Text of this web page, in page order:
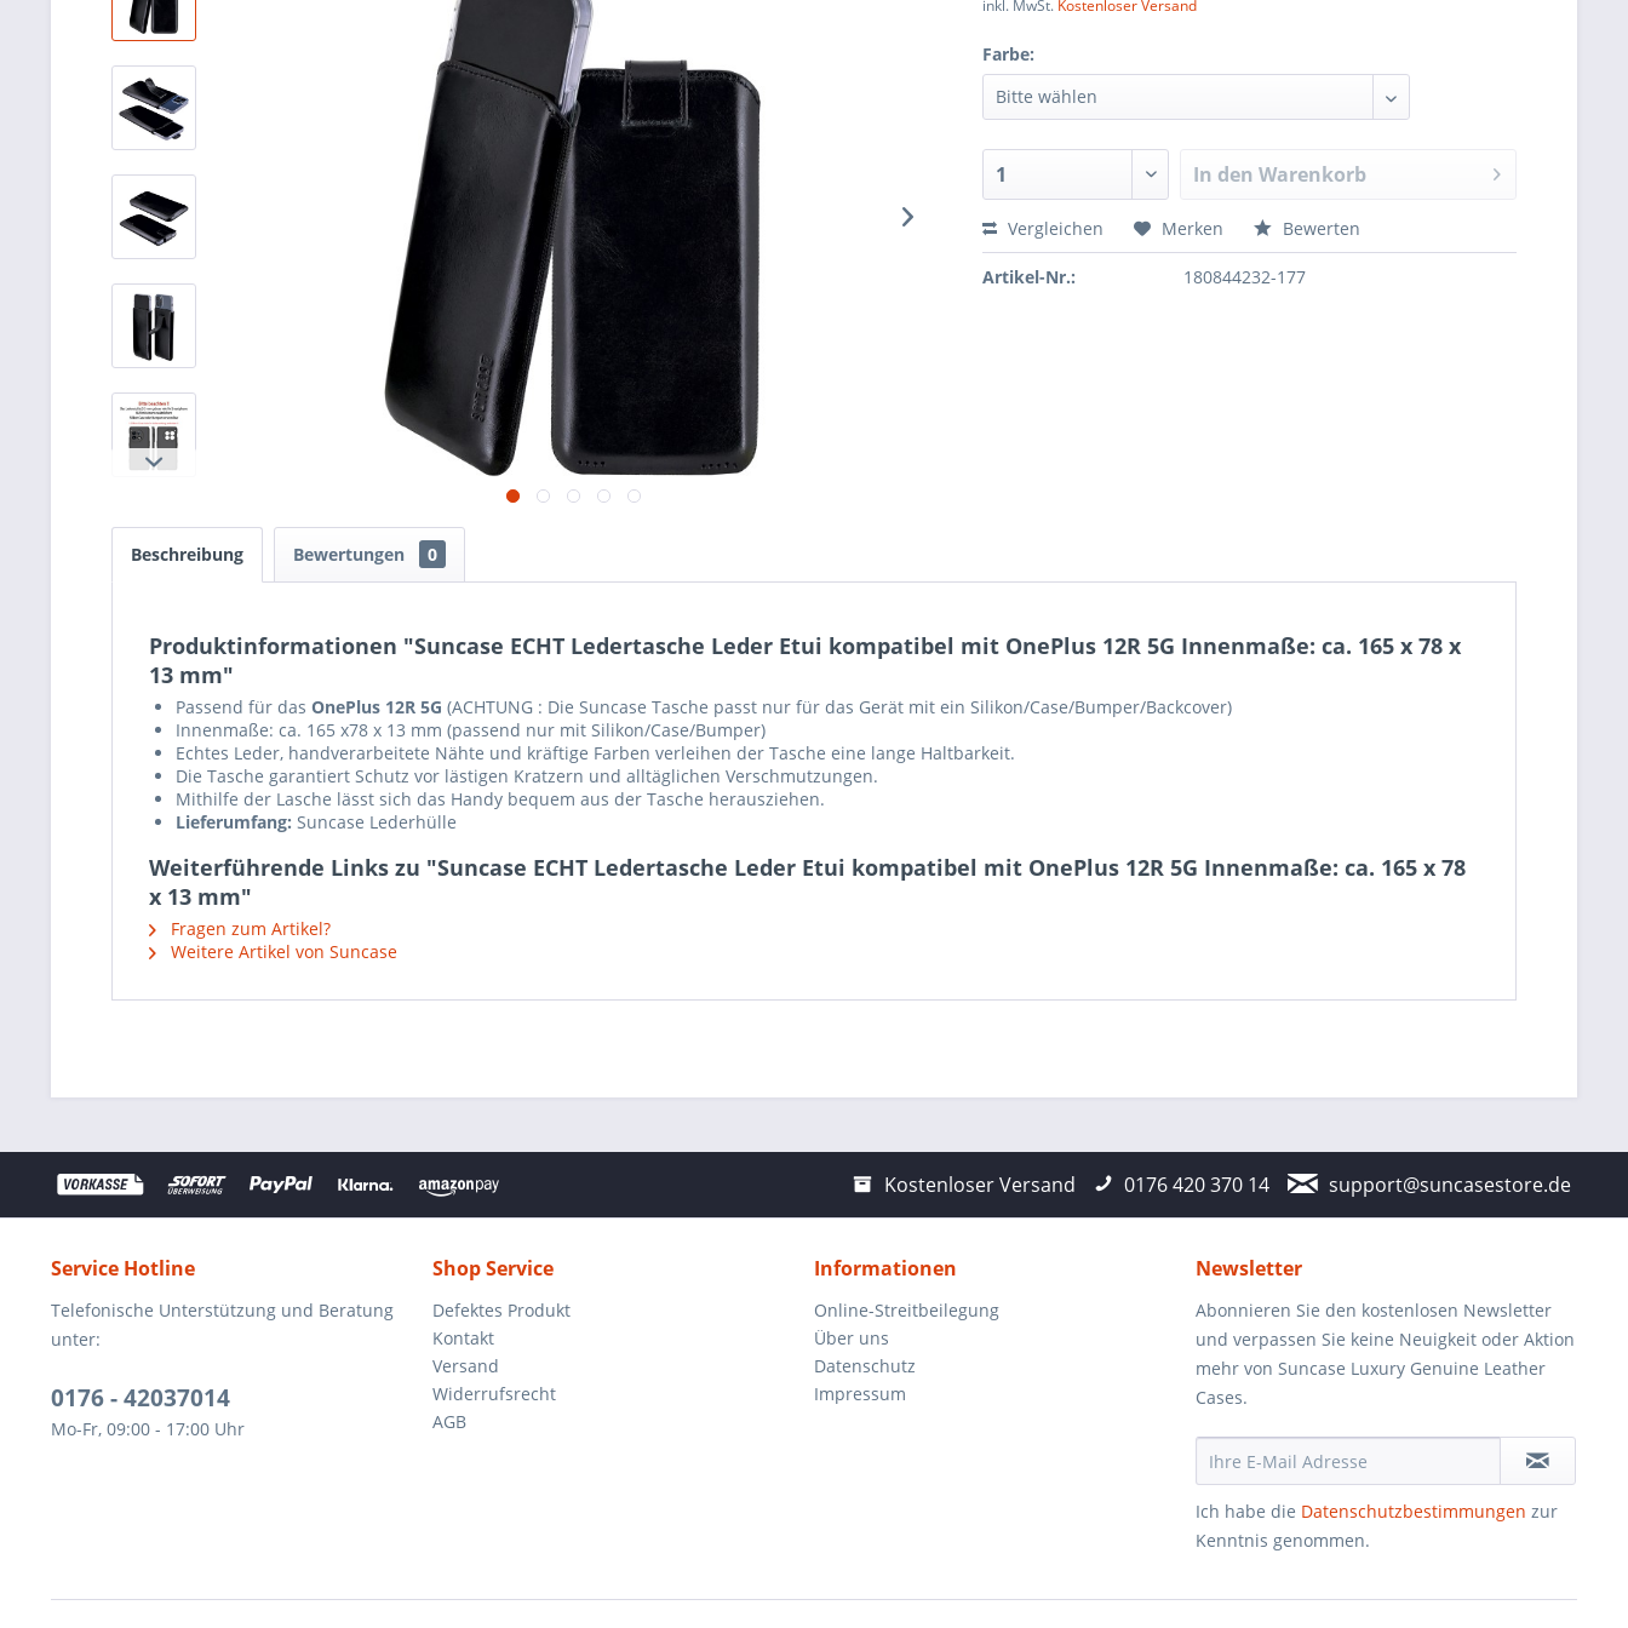
inkl. MwSt. Kostenloser Versand
Farbe:
In den Warenkorb
Vergleichen Merken Bewerten
Artikel-Nr.: 180844232-177
Beschreibung Bewertungen 0
Produktinformationen "Suncase ECHT Ledertasche Leder Etui kompatibel mit OnePlus 12R 5G Innenmaße: ca. 165 x 78 x
13 mm"
Passend für das OnePlus 12R 5G (ACHTUNG : Die Suncase Tasche passt nur für das Gerät mit ein Silikon/Case/Bumper/Backcover)
Innenmaße: ca. 165 x78 x 13 mm (passend nur mit Silikon/Case/Bumper)
Echtes Leder, handverarbeitete Nähte und kräftige Farben verleihen der Tasche eine lange Haltbarkeit.
Die Tasche garantiert Schutz vor lästigen Kratzern und alltäglichen Verschmutzungen.
Mithilfe der Lasche lässt sich das Handy bequem aus der Tasche herausziehen.
Lieferumfang: Suncase Lederhülle
Weiterführende Links zu "Suncase ECHT Ledertasche Leder Etui kompatibel mit OnePlus 12R 5G Innenmaße: ca. 165 x 78
x 13 mm"
Fragen zum Artikel?
Weitere Artikel von Suncase
Kostenloser Versand 0176 420 370 14 support@suncasestore.de
Service Hotline
Telefonische Unterstützung und Beratung
unter:
0176 - 42037014
Mo-Fr, 09:00 - 17:00 Uhr
Shop Service
Defektes Produkt
Kontakt
Versand
Widerrufsrecht
AGB
Informationen
Online-Streitbeilegung
Über uns
Datenschutz
Impressum
Newsletter
Abonnieren Sie den kostenlosen Newsletter
und verpassen Sie keine Neuigkeit oder Aktion
mehr von Suncase Luxury Genuine Leather
Cases.
Ich habe die Datenschutzbestimmungen zur
Kenntnis genommen.